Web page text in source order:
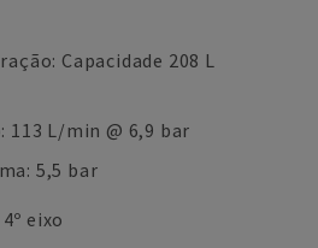
Capacidade 208 L
113 L/min @ 6,9 bar
5,5 bar
eixo